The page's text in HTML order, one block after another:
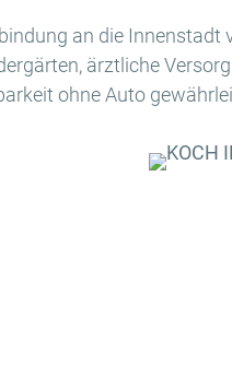
an die
ärztliche
ohne Auto